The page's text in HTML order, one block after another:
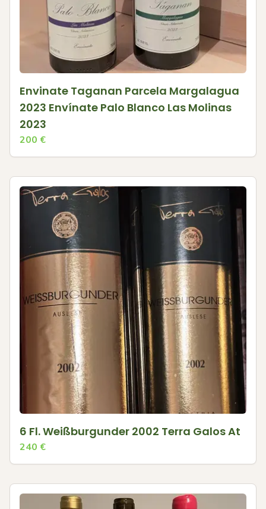
Envinate Taganan Parcela Margalagua
2023 Envínate Palo Blanco Las Molinas
2023
200 €
6 Fl. Weißburgunder 2002 Terra Galos At
240 €